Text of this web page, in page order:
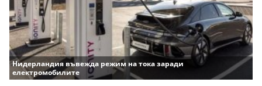
Нидерландия въвежда режим на тока заради
електромобилите